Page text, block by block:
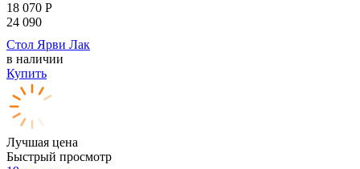
18 070 Р
24 090
Стол Ярви Лак
в наличии
Купить
Лучшая цена
Быстрый просмотр